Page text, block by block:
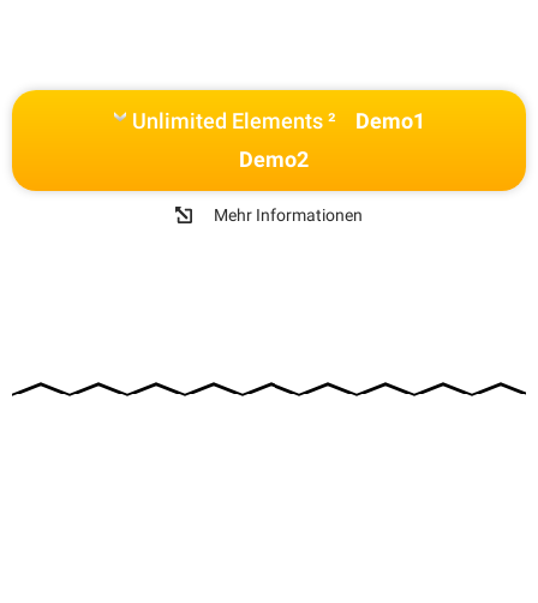
Unlimited Elements ²
Demo1
Demo2
Mehr Informationen